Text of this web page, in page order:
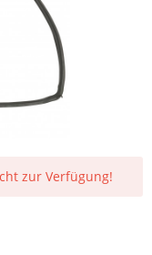
zur Verfügung!